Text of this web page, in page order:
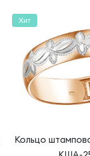
Кольцо
Хит